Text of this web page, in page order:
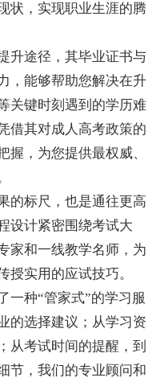
状，实现职业生涯的腾
升途径，其毕业证书与
，能够帮助您解决在升
关键时刻遇到的学历难
借其对成人高考政策的
握，为您提供最权威、
的标尺，也是通往更高
设计紧密围绕考试大
家和一线教学名师，为
授实用的应试技巧。
一种“管家式”的学习服
的选择建议；从学习资
从考试时间的提醒，到
节，我们的专业顾问和